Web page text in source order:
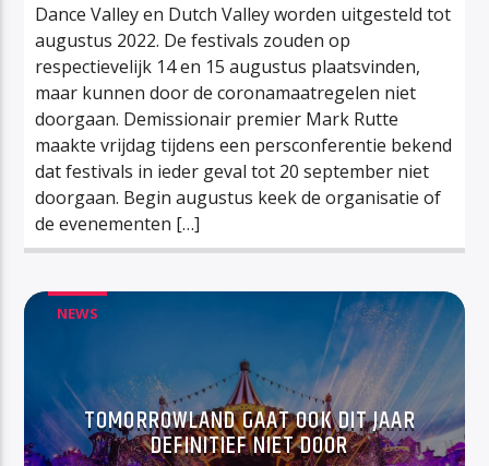
Dance Valley en Dutch Valley worden uitgesteld tot
augustus 2022. De festivals zouden op
respectievelijk 14 en 15 augustus plaatsvinden,
maar kunnen door de coronamaatregelen niet
doorgaan. Demissionair premier Mark Rutte
maakte vrijdag tijdens een persconferentie bekend
dat festivals in ieder geval tot 20 september niet
doorgaan. Begin augustus keek de organisatie of
de evenementen […]
NEWS
TOMORROWLAND GAAT OOK DIT JAAR
DEFINITIEF NIET DOOR